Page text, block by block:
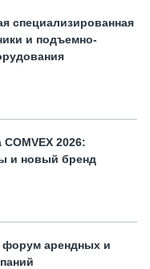
специализированная
и подъемно-
2026:
и новый бренд
арендных и